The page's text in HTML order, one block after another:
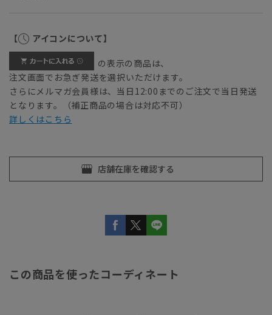
【 アイコンについて】
の表示の商品は、
注文画面でお急ぎ発送を選択いただけます。
さらにメルマガ会員様は、当日12:00までのご注文で当日発送
となります。（補正商品の場合は対応不可）
詳しくはこちら
この商品を使ったコーディネート